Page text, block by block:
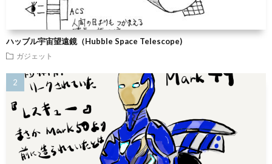
ハッブル宇宙望遠鏡（Hubble Space Telescope)
ガジェット